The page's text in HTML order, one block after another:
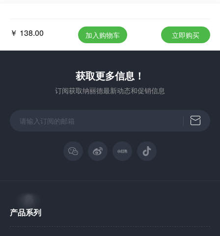
￥ 138.00 加入购物车 立即购买
获取更多信息！
订阅获取纳丽德最新动态和促销信息
产品系列